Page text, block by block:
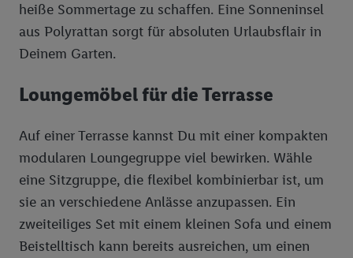
heiße Sommertage zu schaffen. Eine Sonneninsel
aus Polyrattan sorgt für absoluten Urlaubsflair in
Deinem Garten.
Loungemöbel für die Terrasse
Auf einer Terrasse kannst Du mit einer kompakten
modularen Loungegruppe viel bewirken. Wähle
eine Sitzgruppe, die flexibel kombinierbar ist, um
sie an verschiedene Anlässe anzupassen. Ein
zweiteiliges Set mit einem kleinen Sofa und einem
Beistelltisch kann bereits ausreichen, um einen